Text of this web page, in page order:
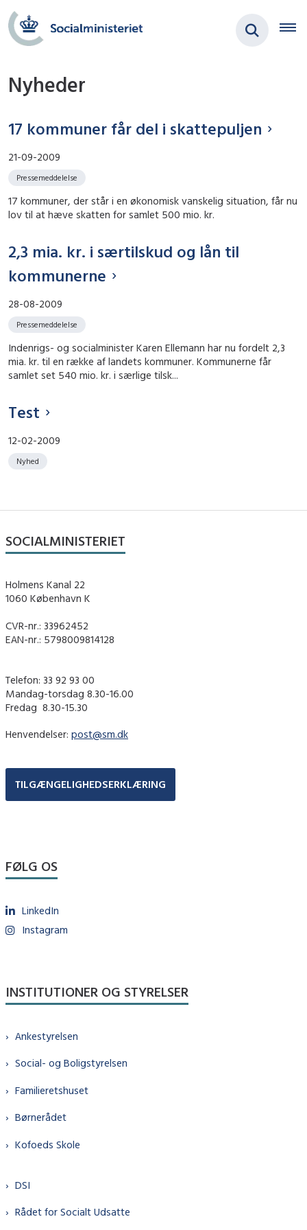
Nyheder
17 kommuner får del i skattepuljen
21-09-2009
Pressemeddelelse
17 kommuner, der står i en økonomisk vanskelig situation, får nu
lov til at hæve skatten for samlet 500 mio. kr.
2,3 mia. kr. i særtilskud og lån til
kommunerne
28-08-2009
Pressemeddelelse
Indenrigs- og socialminister Karen Ellemann har nu fordelt 2,3
mia. kr. til en række af landets kommuner. Kommunerne får
samlet set 540 mio. kr. i særlige tilsk...
Test
12-02-2009
Nyhed
SOCIALMINISTERIET
Holmens Kanal 22
1060 København K
CVR-nr.: 33962452
EAN-nr.: 5798009814128
Telefon: 33 92 93 00
Mandag-torsdag 8.30-16.00
Fredag ​ 8.30-15.30
Henvendelser: post@sm.dk
TILGÆNGELIGHEDSERKLÆRING
FØLG OS
LinkedIn
Instagram
INSTITUTIONER OG STYRELSER
Ankestyrelsen
Social- og Boligstyrelsen
Familieretshuset
Børnerådet
Kofoeds Skole
DSI
Rådet for Socialt Udsatte